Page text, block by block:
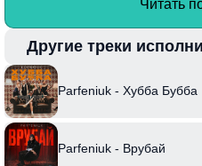
Сам артист, Parfeniuk, славится
харизматичным исполнением,
запоминающейся. Песня "Дякую"
которая отражает его
через слова и мелодию.
Читать
Другие треки
Parfeniuk - Хубба Бубба
Parfeniuk - Врубай